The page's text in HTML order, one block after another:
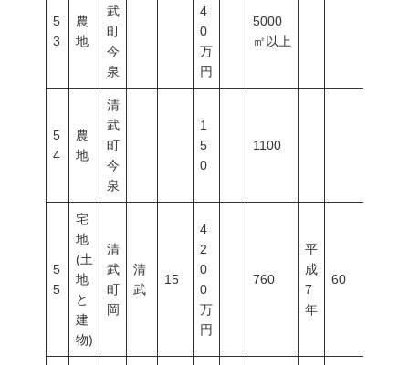
5
3
農
地
武
町
今
泉
4
0
万
円
5000
㎡以上
5
4
農
地
清
武
町
今
泉
1
5
0
1100
5
5
宅
地
(土
地
と
建
物)
清
武
町
岡
清
武
15
4
2
0
0
万
円
760
平
成
7
年
60